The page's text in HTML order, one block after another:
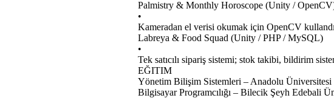
Palmistry & Monthly Horoscope (Unity /
•
Kameradan el verisi okumak için OpenCV
Labreya & Food Squad (Unity / PHP / MySQL)
•
Tek satıcılı sipariş sistemi; stok takibi, bildirim
EĞITIM
Yönetim Bilişim Sistemleri – Anadolu Üniversitesi
Bilgisayar Programcılığı – Bilecik Şeyh Edebali